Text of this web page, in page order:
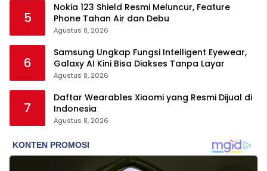
5
Nokia 123 Shield Resmi Meluncur, Feature
Phone Tahan Air dan Debu
Agustus 8, 2026
6
Samsung Ungkap Fungsi Intelligent Eyewear,
Galaxy AI Kini Bisa Diakses Tanpa Layar
Agustus 8, 2026
7
Daftar Wearables Xiaomi yang Resmi Dijual di
Indonesia
Agustus 8, 2026